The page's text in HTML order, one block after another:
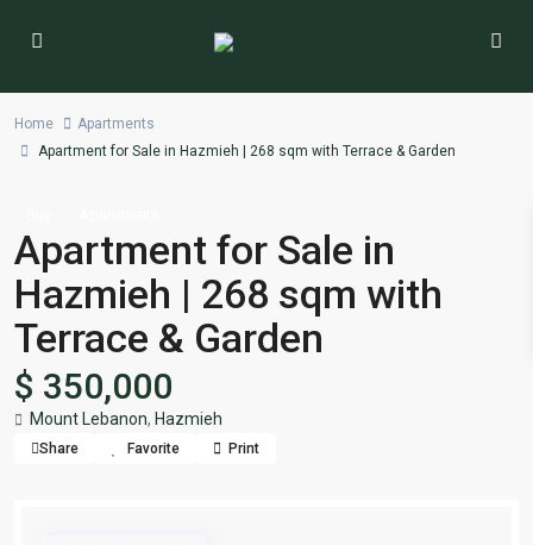
Home
Apartments
Apartment for Sale in Hazmieh | 268 sqm with Terrace & Garden
Apartment for Sale in
Hazmieh | 268 sqm with
Terrace & Garden
$ 350,000
Mount Lebanon, Hazmieh
Share Favorite Print